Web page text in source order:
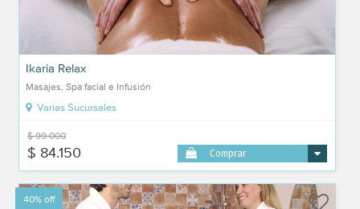
Ikaria Relax
Masajes, Spa facial e Infusión
Varias Sucursales
$ 99.000
$ 84.150 Comprar
40% off